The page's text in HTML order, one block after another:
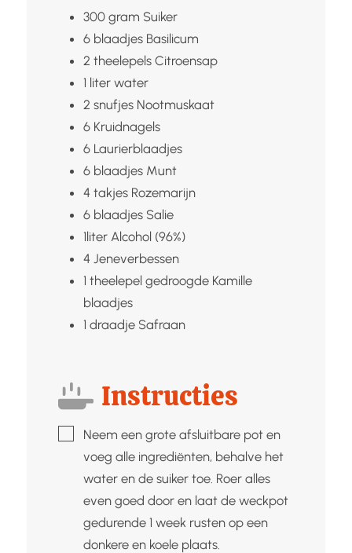
300 gram Suiker
6 blaadjes Basilicum
2 theelepels Citroensap
1 liter water
2 snufjes Nootmuskaat
6 Kruidnagels
6 Laurierblaadjes
6 blaadjes Munt
4 takjes Rozemarijn
6 blaadjes Salie
1liter Alcohol (96%)
4 Jeneverbessen
1 theelepel gedroogde Kamille
blaadjes
1 draadje Safraan
Instructies
▢Neem een grote afsluitbare pot en
voeg alle ingrediënten, behalve het
water en de suiker toe. Roer alles
even goed door en laat de weckpot
gedurende 1 week rusten op een
donkere en koele plaats.